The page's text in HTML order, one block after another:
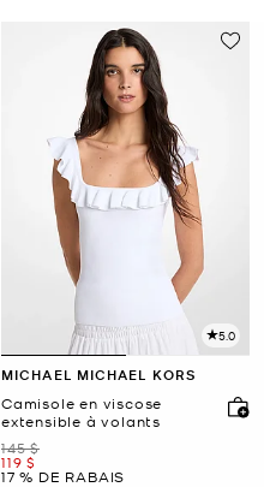
5.0
MICHAEL MICHAEL KORS
Camisole en viscose
extensible à volants
était
145 $
maintenant
119 $
17 % DE RABAIS